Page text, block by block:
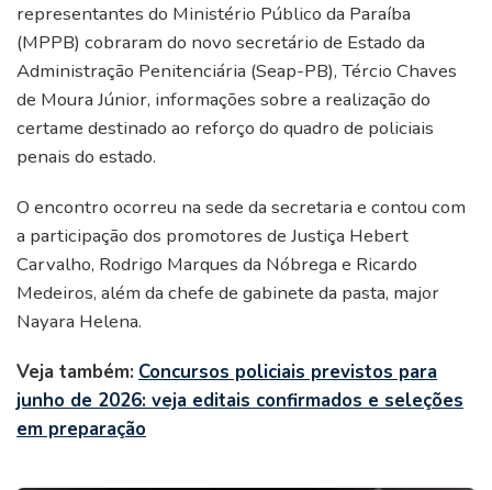
representantes do Ministério Público da Paraíba
(MPPB) cobraram do novo secretário de Estado da
Administração Penitenciária (Seap-PB), Tércio Chaves
de Moura Júnior, informações sobre a realização do
certame destinado ao reforço do quadro de policiais
penais do estado.
O encontro ocorreu na sede da secretaria e contou com
a participação dos promotores de Justiça Hebert
Carvalho, Rodrigo Marques da Nóbrega e Ricardo
Medeiros, além da chefe de gabinete da pasta, major
Nayara Helena.
Veja também: Concursos policiais previstos para
junho de 2026: veja editais confirmados e seleções
em preparação